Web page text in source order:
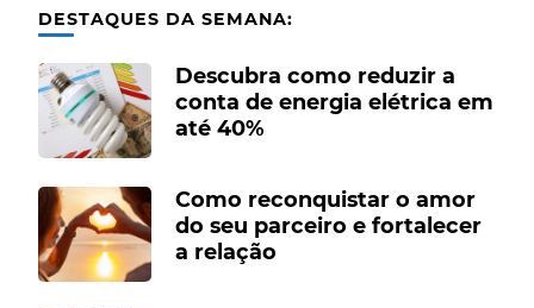
DESTAQUES DA SEMANA:
Descubra como reduzir a
conta de energia elétrica em
até 40%
Como reconquistar o amor
do seu parceiro e fortalecer
a relação